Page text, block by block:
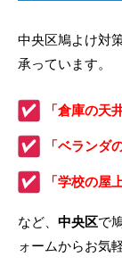
中央区鳩よけ対
承っています。
「倉庫の天
「ベランダ
「学校の屋
など、 中央区で
ォームからお気